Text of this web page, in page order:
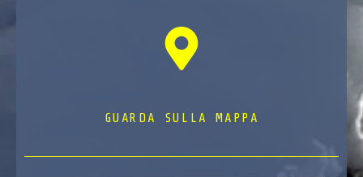
GUARDA SULLA MAPPA